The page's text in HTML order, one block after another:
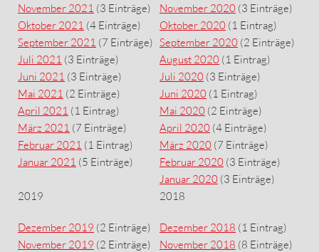
November 2021 (3 Einträge)
Oktober 2021 (4 Einträge)
September 2021 (7 Einträge)
Juli 2021 (3 Einträge)
Juni 2021 (3 Einträge)
Mai 2021 (2 Einträge)
April 2021 (1 Eintrag)
März 2021 (7 Einträge)
Februar 2021 (1 Eintrag)
Januar 2021 (5 Einträge)
November 2020 (3 Einträge)
Oktober 2020 (1 Eintrag)
September 2020 (2 Einträge)
August 2020 (1 Eintrag)
Juli 2020 (3 Einträge)
Juni 2020 (1 Eintrag)
Mai 2020 (2 Einträge)
April 2020 (4 Einträge)
März 2020 (7 Einträge)
Februar 2020 (3 Einträge)
Januar 2020 (3 Einträge)
2019
Dezember 2019 (2 Einträge)
November 2019 (2 Einträge)
2018
Dezember 2018 (1 Eintrag)
November 2018 (8 Einträge)